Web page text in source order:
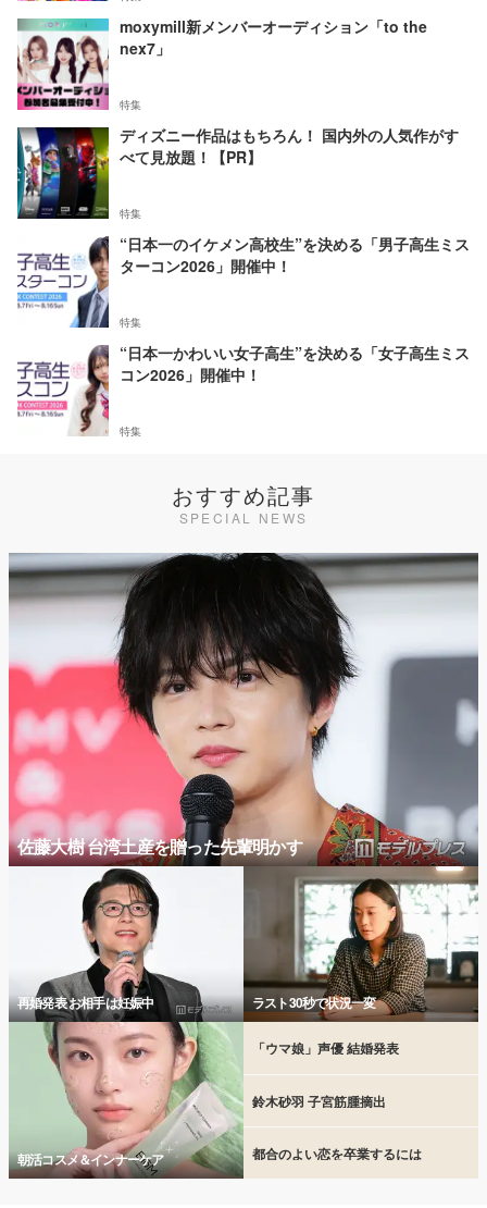
moxymill新メンバーオーディション「to the
nex7」
特集
ディズニー作品はもちろん！ 国内外の人気作がす
べて見放題！【PR】
特集
“日本一のイケメン高校生”を決める「男子高生ミス
ターコン2026」開催中！
特集
“日本一かわいい女子高生”を決める「女子高生ミス
コン2026」開催中！
特集
おすすめ記事
SPECIAL NEWS
佐藤大樹 台湾土産を贈った先輩明かす
再婚発表 お相手は妊娠中 ラスト30秒で状況一変
朝活コスメ＆インナーケア
「ウマ娘」声優 結婚発表
鈴木砂羽 子宮筋腫摘出
都合のよい恋を卒業するには